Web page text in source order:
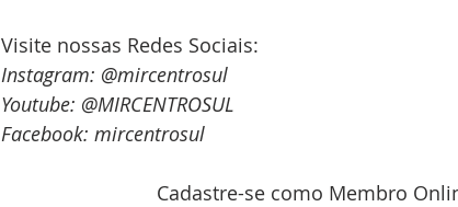
Visite nossas Redes Sociais:
Instagram: @mircentrosul
Youtube: @MIRCENTROSUL
Facebook: mircentrosul
Cadastre-se como Membro